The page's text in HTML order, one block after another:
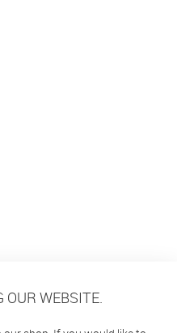
WEBSITE.